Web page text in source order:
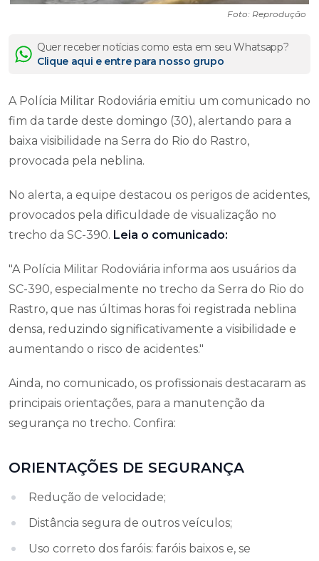
Foto: Reprodução
Quer receber notícias como esta em seu Whatsapp?
Clique aqui e entre para nosso grupo
A Polícia Militar Rodoviária emitiu um comunicado no
fim da tarde deste domingo (30), alertando para a
baixa visibilidade na Serra do Rio do Rastro,
provocada pela neblina.
No alerta, a equipe destacou os perigos de acidentes,
provocados pela dificuldade de visualização no
trecho da SC-390. Leia o comunicado:
"A Polícia Militar Rodoviária informa aos usuários da
SC-390, especialmente no trecho da Serra do Rio do
Rastro, que nas últimas horas foi registrada neblina
densa, reduzindo significativamente a visibilidade e
aumentando o risco de acidentes."
Ainda, no comunicado, os profissionais destacaram as
principais orientações, para a manutenção da
segurança no trecho. Confira:
ORIENTAÇÕES DE SEGURANÇA
Redução de velocidade;
Distância segura de outros veículos;
Uso correto dos faróis: faróis baixos e, se